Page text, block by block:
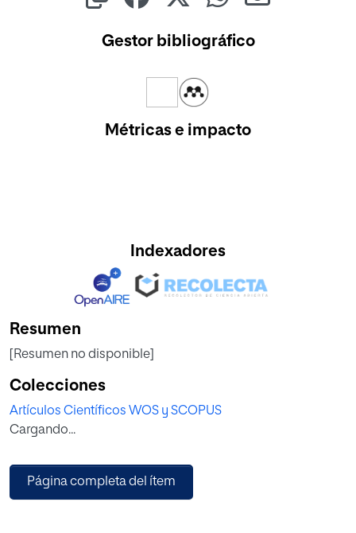
Gestor bibliográfico
Métricas e impacto
Indexadores
Resumen
[Resumen no disponible]
Colecciones
Artículos Científicos WOS y SCOPUS
Cargando...
Página completa del ítem